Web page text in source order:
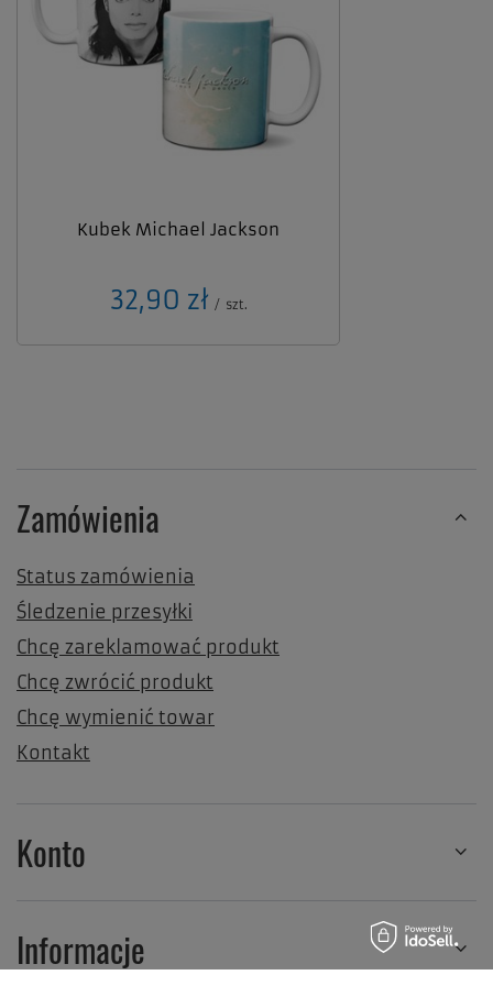
Kubek Michael Jackson
32,90 zł / szt.
Zamówienia
Status zamówienia
Śledzenie przesyłki
Chcę zareklamować produkt
Chcę zwrócić produkt
Chcę wymienić towar
Kontakt
Konto
Informacje